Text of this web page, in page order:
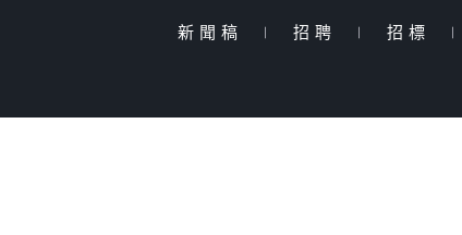
新聞稿 | 招聘 | 招標 |